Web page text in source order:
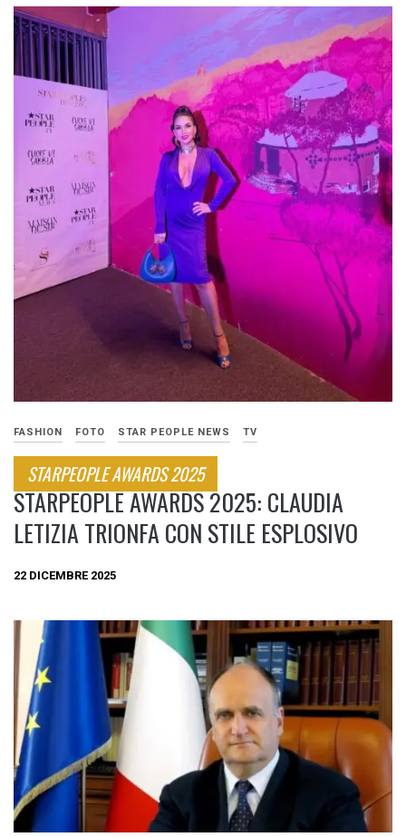
FASHION FOTO STAR PEOPLE NEWS TV
STARPEOPLE AWARDS 2025
STARPEOPLE AWARDS 2025: CLAUDIA
LETIZIA TRIONFA CON STILE ESPLOSIVO
22 DICEMBRE 2025